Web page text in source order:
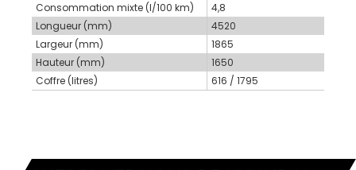
Consommation mixte (l/100 km)
4,8
Longueur (mm)
4520
Largeur (mm)
1865
Hauteur (mm)
1650
Coffre (litres)
616 / 1795